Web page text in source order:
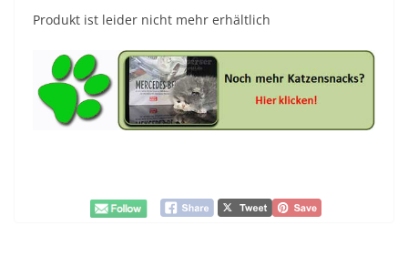
Produkt ist leider nicht mehr erhältlich